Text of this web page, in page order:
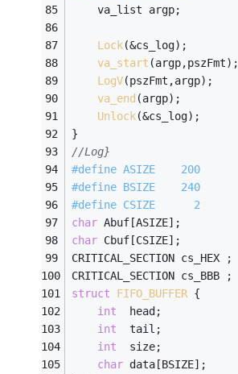
    va_list argp;
Lock(&cs_log);
va_start (argp,pszFmt);
LogV(pszFmt,argp);
va_end (argp);
Unlock(&cs_log);
}
//Log}
#define ASIZE    200
#define BSIZE    240
#define CSIZE      2
char Abuf[ASIZE];
char Cbuf[CSIZE];
CRITICAL_SECTION cs_HEX ;
CRITICAL_SECTION cs_BBB ;
struct
FIFO_BUFFER {
int
  head;
int
  tail;
int
  size;
char data[BSIZE];